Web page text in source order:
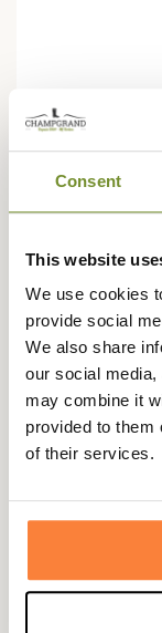
Consent
This website
We use cookies
provide social
We also share
our social
may combine it
provided to them
of their services.
SEELAND
99,95 €